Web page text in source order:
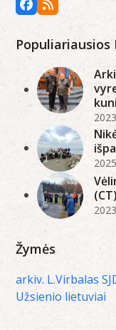
Facebook
RSS
Populiariausios
(CT)
Žymės
arkiv. L.Virbalas SJ
Užsienio lietuviai